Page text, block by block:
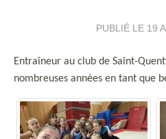
PUBLIÉ LE 19
Entraîneur au club de Saint-
nombreuses années en tant que